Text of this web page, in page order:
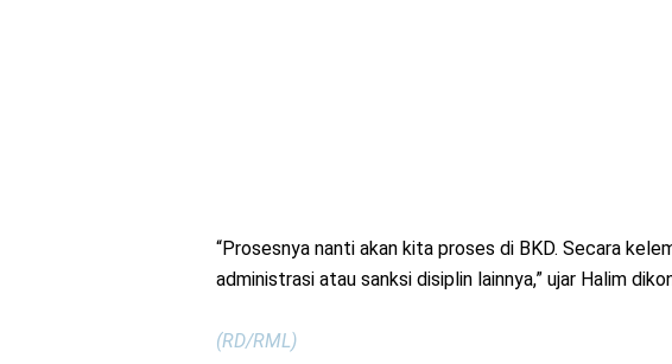
“Prosesnya nanti akan kita proses di BKD. Secara
administrasi atau sanksi disiplin lainnya,” ujar Halim
(RD/RML)